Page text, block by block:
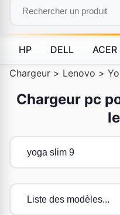
HP DELL ACER
Chargeur > Lenovo >
Chargeur pc